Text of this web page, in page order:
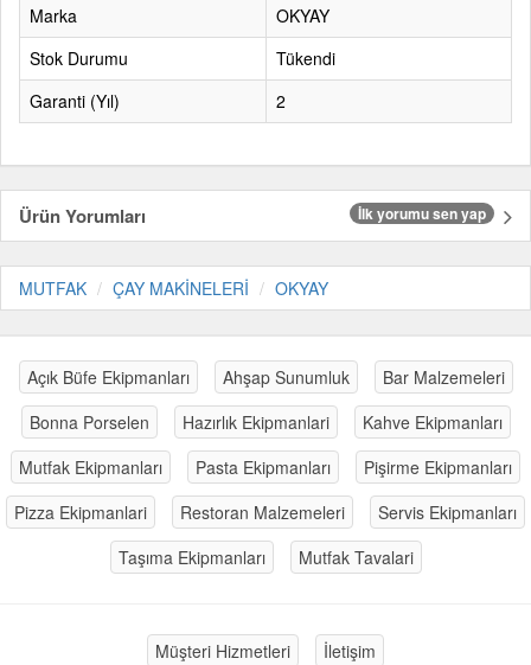
Marka
OKYAY
Stok Durumu
Tükendi
Garanti (Yıl)
2
Ürün Yorumları İlk yorumu sen yap
MUTFAK ÇAY MAKİNELERİ OKYAY
Açık Büfe Ekipmanları Ahşap Sunumluk
Bar Malzemeleri
Bonna Porselen
Hazırlık Ekipmanlari
Kahve Ekipmanları
Mutfak Ekipmanları
Pasta Ekipmanları
Pişirme Ekipmanları
Pizza Ekipmanlari
Restoran Malzemeleri
Servis Ekipmanları
Taşıma Ekipmanları
Mutfak Tavalari
Müşteri Hizmetleri İletişim